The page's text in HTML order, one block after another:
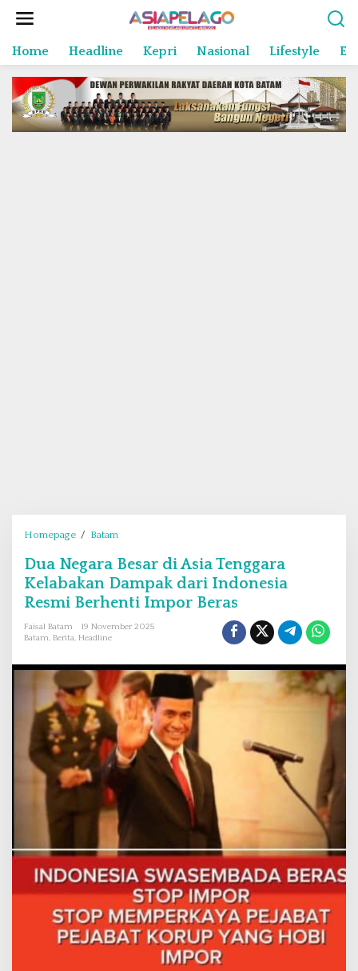
Home Headline Kepri Nasional Lifestyle
Homepage / Batam
a
N
e
a
a
B
e
s
a
r
d
i
a
T
e
n
g
a
Dua Negara Besar di Asia Tenggara
Kelabakan Dampak dari Indonesia
Resmi Berhenti Impor Beras
Faisal Batam
19 November 2025
Batam, Berita, Headline